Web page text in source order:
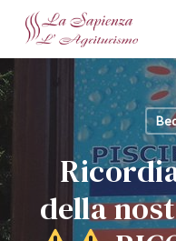
main
content
della